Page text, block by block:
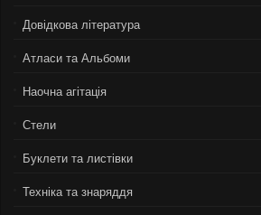
Довідкова література
Атласи та Альбоми
Наочна агітація
Стели
Буклети та листівки
Техніка та знаряддя